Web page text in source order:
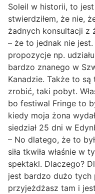
Soleil w historii, to
stwierdziłem, że nie,
żadnych konsultacji z
– że to jednak nie
propozycje np.
bardzo znanego w
Kanadzie. Także to
zrobić, taki pobyt.
bo festiwal Fringe to
kiedy moja żona
siedział 25 dni w
– No dlatego, że to
siła tkwiła właśnie w
spektakl. Dlaczego?
jest bardzo dużo tych
przyjeżdżasz tam i